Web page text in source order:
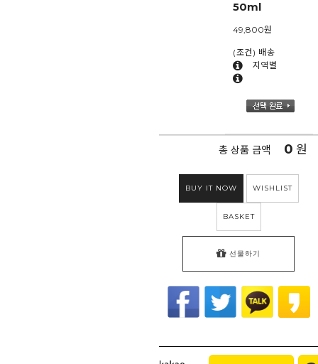
50ml
49,800원
(조건) 배송
지역별
총 상품 금액 0 원
BUY IT NOW WISHLIST
BASKET
선물하기